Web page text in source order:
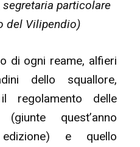
segretaria particolare
del Vilipendio)
di ogni reame, alfieri
dello squallore,
regolamento delle
(giunte quest’anno
edizione) e quello